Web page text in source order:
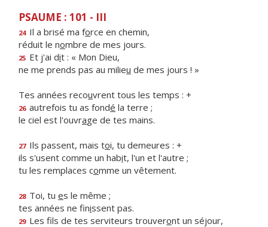
PSAUME : 101 - III
24 Il a brisé ma force en chemin,
réduit le nombre de mes jours.
25 Et j'ai dit : « Mon Dieu,
ne me prends pas au milieu de mes jours ! »
Tes années recouvrent tous les temps : +
26 autrefois tu as fondé la terre ;
le ciel est l'ouvrage de tes mains.
27 Ils passent, mais toi, tu demeures : +
ils s'usent comme un habit, l'un et l'autre ;
tu les remplaces comme un vêtement.
28 Toi, tu es le même ;
tes années ne finissent pas.
29 Les fils de tes serviteurs trouveront un séjour,